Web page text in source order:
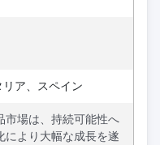
ア、スペイン
市場は、持続可能性へ
により大幅な成長を遂